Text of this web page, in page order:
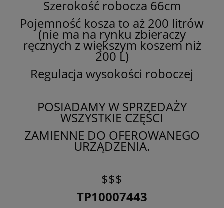
Szerokość robocza 66cm
Pojemność kosza to aż 200 litrów
(nie ma na rynku zbieraczy
ręcznych z większym koszem niż
200 L)
Regulacja wysokości roboczej
POSIADAMY W SPRZEDAŻY
WSZYSTKIE CZĘŚCI
ZAMIENNE DO OFEROWANEGO
URZĄDZENIA.
$$$
TP10007443